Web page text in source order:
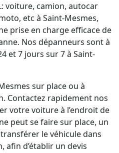
voiture, camion, autocar
etc à Saint-Mesmes,
prise en charge efficace de
Nos dépanneurs sont à
et 7 jours sur 7 à Saint-
sur place ou à
Contactez rapidement nos
votre voiture à l’endroit de
peut se faire sur place, un
le véhicule dans
afin d’établir un devis